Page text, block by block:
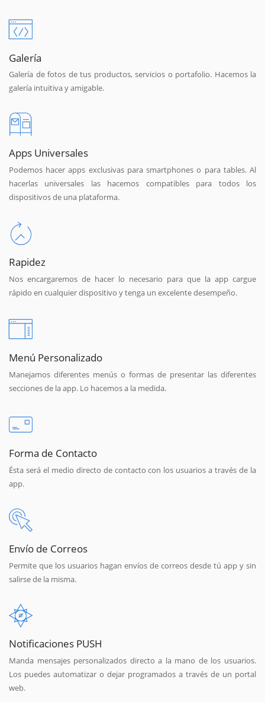
Galería
Galería de fotos de tus productos, servicios o portafolio. Hacemos la
galería intuitiva y amigable.
Apps Universales
Podemos hacer apps exclusivas para smartphones o para tables. Al
hacerlas universales las hacemos compatibles para todos los
dispositivos de una plataforma.
Rapidez
Nos encargaremos de hacer lo necesario para que la app cargue
rápido en cualquier dispositivo y tenga un excelente desempeño.
Menú Personalizado
Manejamos diferentes menús o formas de presentar las diferentes
secciones de la app. Lo hacemos a la medida.
Forma de Contacto
Ésta será el medio directo de contacto con los usuarios a través de la
app.
Envío de Correos
Permite que los usuarios hagan envíos de correos desde tú app y sin
salirse de la misma.
Notificaciones PUSH
Manda mensajes personalizados directo a la mano de los usuarios.
Los puedes automatizar o dejar programados a través de un portal
web.